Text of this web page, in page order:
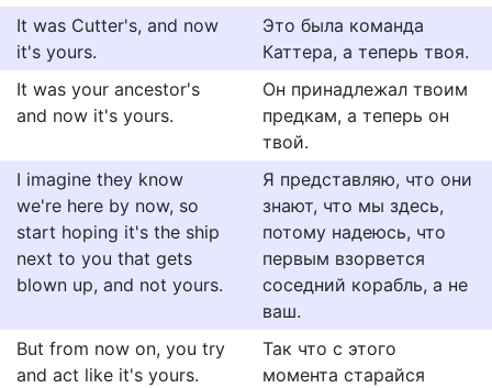
It was Cutter's, and now
it's yours.
Это была команда
Каттера, а теперь твоя.
It was your ancestor's
and now it's yours.
Он принадлежал твоим
предкам, а теперь он
твой.
I imagine they know
we're here by now, so
start hoping it's the ship
next to you that gets
blown up, and not yours.
Я представляю, что они
знают, что мы здесь,
потому надеюсь, что
первым взорвется
соседний корабль, а не
ваш.
But from now on, you try
and act like it's yours.
Так что с этого
момента старайся